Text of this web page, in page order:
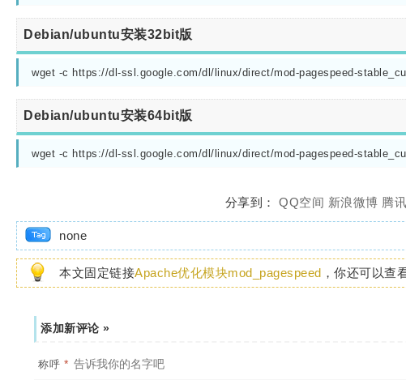
Debian/ubuntu安装32bit版
wget -c https://dl-ssl.google.com/dl/linux/direct/mod-pagespeed-
Debian/ubuntu安装64bit版
wget -c https://dl-ssl.google.com/dl/linux/direct/mod-pagespeed-
分享到： QQ空间 新浪微博 腾
none
本文固定链接Apache优化模块mod_pagespeed ，你还可以查
添加新评论 »
称呼 *